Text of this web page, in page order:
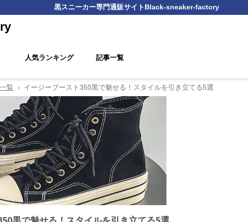
黒スニーカー専門通販サイトBlack-sneaker-factory
人気ランキング 記事一覧
覧 › イージーブースト350黒で魅せる！スタイルを引き立てる5選